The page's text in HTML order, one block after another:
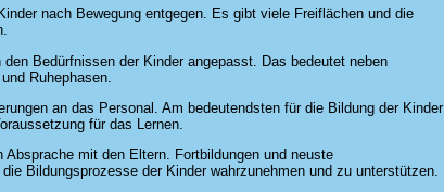
nach Bewegung entgegen. Es gibt viele Freiflächen und die
den Bedürfnissen der Kinder angepasst. Das bedeutet neben
Ruhephasen.
an das Personal. Am bedeutendsten für die Bildung der Kinder
für das Lernen.
mit den Eltern. Fortbildungen und neuste
Bildungsprozesse der Kinder wahrzunehmen und zu unterstützen.